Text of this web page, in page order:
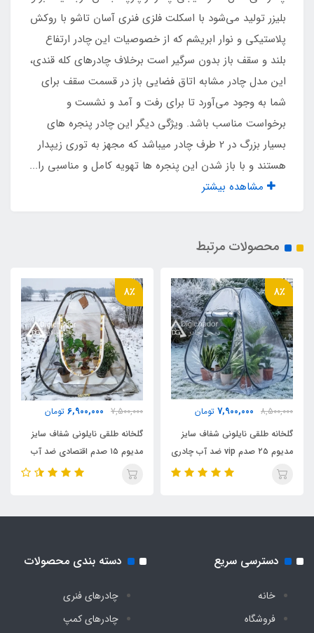
تفلون ضد آب درجه یک
نوع زیپ
نمره 10 دو طرفه
ظرفیت برای نشستن
8 نفر
ظرفیت برای خواب
فلزی فنری آسان تاشو با روکش پلاستیکی و نوار
ابریشم
جیب داخلی
دارد
بند آویز سقف
تعداد پنجره
بلیزر تولید می‌شود با اسکلت فلزی فنری آسان تاشو با روکش
پلاستیکی و نوار ابریشم که از خصوصیات این چادر ارتفاع
بلند و سقف باز بدون سرگیر است برخلاف چادرهای کله قندی،
این مدل چادر مشابه اتاق فضایی باز در قسمت سقف برای
شما به وجود می‌آورد تا برای رفت و آمد و نشست و
برخواست مناسب باشد. ویژگی دیگر این چادر پنجره های
بسیار بزرگ در 2 طرف چادر میباشد که مجهز به توری زیپدار
هستند و با باز شدن این پنجره ها تهویه کامل و مناسبی را...
مشاهده بیشتر
محصولات مرتبط
8٪
8,500,000
7,900,000 تومان
گلخانه طلقی نایلونی شفاف سایز
مدیوم ۲۵ صدم vip ضد آب چادری
فنری بدون کف دیجی چادر
8٪
7,500,000
6,900,000 تومان
گلخانه طلقی نایلونی شفاف سایز
مدیوم ۱۵ صدم اقتصادی ضد آب
چادری فنری بدون کف دیجی چادر
دسترسی سریع
خانه
فروشگاه
دسته بندی محصولات
چادرهای فنری
چادرهای کمپ